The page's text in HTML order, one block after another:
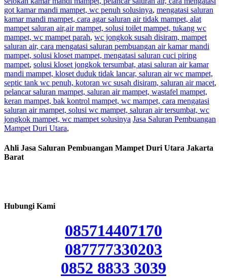
got kamar mandi mampet, wc penuh solusinya, mengatasi saluran
kamar mandi mampet, cara agar saluran air tidak mampet, alat
mampet saluran air,air mampet, solusi toilet mampet, tukang wc
mampet, wc mampet parah, wc jongkok susah disiram, mampet
saluran air, cara mengatasi saluran pembuangan air kamar mandi
mampet, solusi kloset mampet, mengatasi saluran cuci piring
mampet, solusi kloset jongkok tersumbat, atasi saluran air kamar
mandi mampet, kloset duduk tidak lancar, saluran air wc mampet,
septic tank wc penuh, kotoran wc susah disiram, saluran air macet,
pelancar saluran mampet, saluran air mampet, wastafel mampet,
keran mampet, bak kontrol mampet, wc mampet, cara mengatasi
saluran air mampet, solusi wc mampet, saluran air tersumbat, wc
jongkok mampet, wc mampet solusinya Jasa Saluran Pembuangan
Mampet Duri Utara,
Ahli Jasa Saluran Pembuangan Mampet Duri Utara Jakarta
Barat
Hubungi Kami
085714407170
087777330203
0852 8833 3039